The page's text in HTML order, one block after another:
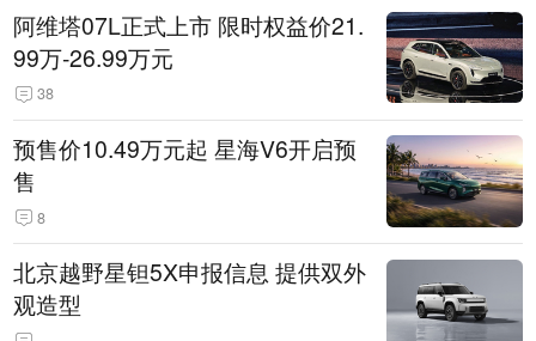
阿维塔07L正式上市 限时权益价21.
99万-26.99万元
38
预售价10.49万元起 星海V6开启预
售
8
北京越野星钽5X申报信息 提供双外
观造型